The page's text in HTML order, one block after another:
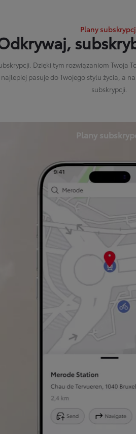
Plany
Dzięki tym rozwiązaniom Twoja
pasuje do Twojego stylu życia,
subskrypcji.
Plany